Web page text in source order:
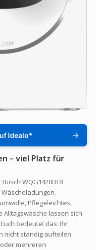
Idealo* →
– viel Platz für
WQG1420DFR
Pflegeleichtes,
Alltagswäsche lassen sich
bedeutet das: Ihr
nicht ständig aufteilen.
mehreren